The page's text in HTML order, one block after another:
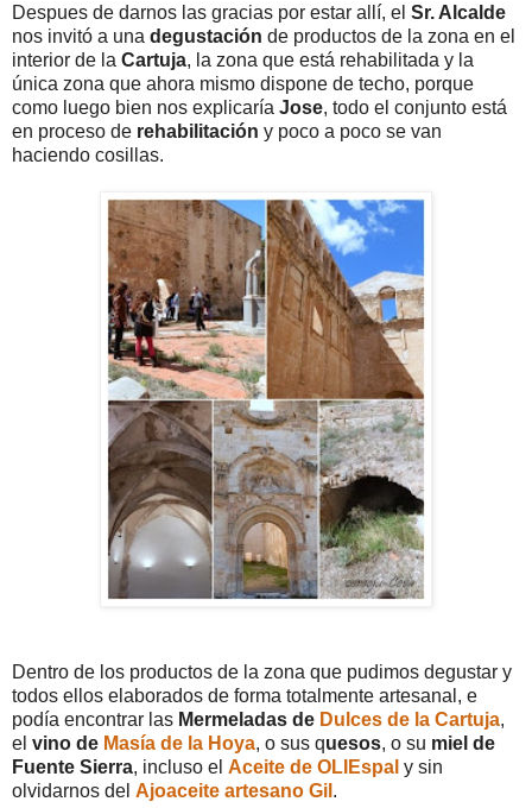
Despues de darnos las gracias por estar allí, el Sr. Alcalde
nos invitó a una degustación de productos de la zona en el
interior de la Cartuja, la zona que está rehabilitada y la
única zona que ahora mismo dispone de techo, porque
como luego bien nos explicaría Jose, todo el conjunto está
en proceso de rehabilitación y poco a poco se van
haciendo cosillas.
Dentro de los productos de la zona que pudimos degustar y
todos ellos elaborados de forma totalmente artesanal, e
podía encontrar las Mermeladas de Dulces de la Cartuja,
el vino de Masía de la Hoya, o sus quesos, o su miel de
Fuente Sierra, incluso el Aceite de OLIEspal y sin
olvidarnos del Ajoaceite artesano Gil .